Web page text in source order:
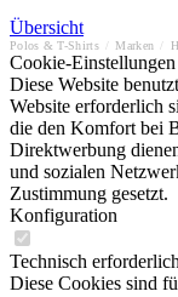
Übersicht
Polos & T-Shirts Marken
Cookie-Einstellungen
Diese Website
Website erforderlich
die den Komfort bei
Direktwerbung
und sozialen
Zustimmung gesetzt.
Konfiguration
Technisch erforderlich
Diese Cookies sind